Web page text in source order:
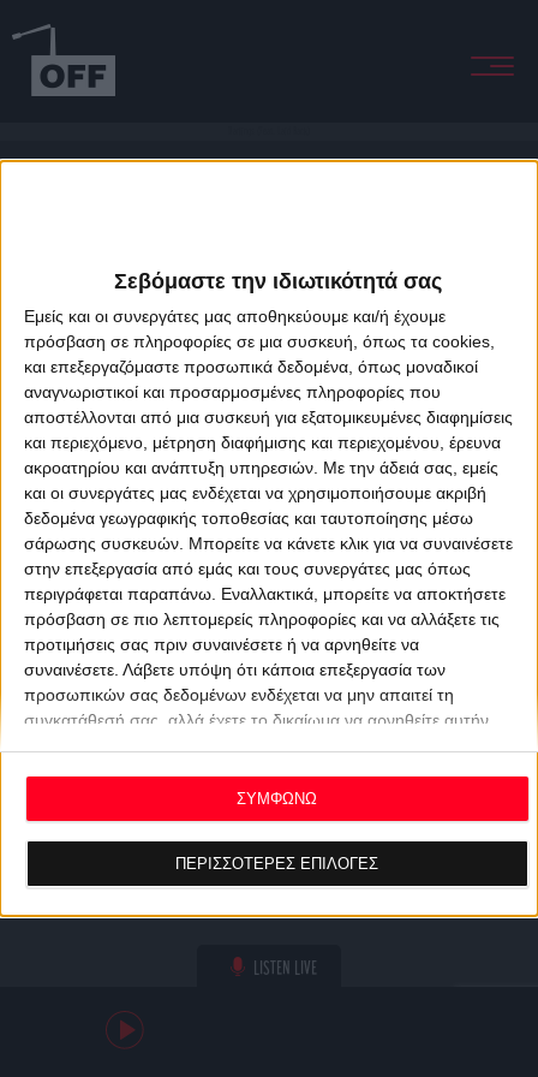
Σεβόμαστε την ιδιωτικότητά σας
Εμείς και οι συνεργάτες μας αποθηκεύουμε και/ή έχουμε
πρόσβαση σε πληροφορίες σε μια συσκευή, όπως τα cookies,
και επεξεργαζόμαστε προσωπικά δεδομένα, όπως μοναδικοί
αναγνωριστικοί και προσαρμοσμένες πληροφορίες που
αποστέλλονται από μια συσκευή για εξατομικευμένες διαφημίσεις
και περιεχόμενο, μέτρηση διαφήμισης και περιεχομένου, έρευνα
ακροατηρίου και ανάπτυξη υπηρεσιών. Με την άδειά σας, εμείς
και οι συνεργάτες μας ενδέχεται να χρησιμοποιήσουμε ακριβή
δεδομένα γεωγραφικής τοποθεσίας και ταυτοποίησης μέσω
σάρωσης συσκευών. Μπορείτε να κάνετε κλικ για να συναινέσετε
στην επεξεργασία από εμάς και τους συνεργάτες μας όπως
περιγράφεται παραπάνω. Εναλλακτικά, μπορείτε να αποκτήσετε
πρόσβαση σε πιο λεπτομερείς πληροφορίες και να αλλάξετε τις
προτιμήσεις σας πριν συναινέσετε ή να αρνηθείτε να
συναινέσετε. Λάβετε υπόψη ότι κάποια επεξεργασία των
προσωπικών σας δεδομένων ενδέχεται να μην απαιτεί τη
συγκατάθεσή σας, αλλά έχετε το δικαίωμα να αρνηθείτε αυτήν
ανακαλέσετε τη συγκατάθεσή σας ανά πάσα στιγμή
επιστρέφοντας σε αυτόν τον ιστότοπο και κάνοντας κλικ στο
κουμπί "Απορρήτου" στο κάτω μέρος της ιστοσελίδας.
ΠΕΡΙΣΣΟΤΕΡΕΣ ΕΠΙΛΟΓΕΣ
ΣΥΜΦΩΝΩ
LISTEN LIVE
About Offradio Business Class Terms & Conditions
Privacy Policy
Designed & developed byporcupine colors&Fotis Alexandrou